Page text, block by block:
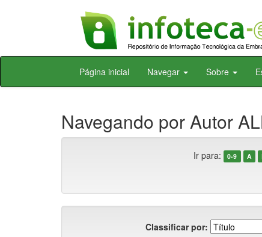
Skip
Página inicial Navegar Sobre
Navegando por Autor
Ir para: 0-9 A
Classificar por: